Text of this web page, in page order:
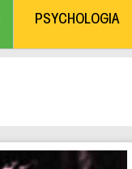
PSYCHOLOGIA